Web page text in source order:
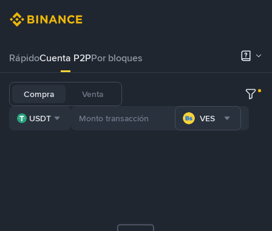
RápidoCuenta P2PPor bloques
Compra Venta
USDT VES